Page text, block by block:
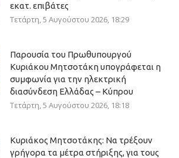
εκατ. επιβάτες
Τετάρτη, 5 Αυγούστου 2026, 18:29
Παρουσία του Πρωθυπουργού
Κυριάκου Μητσοτάκη υπογράφεται η
συμφωνία για την ηλεκτρική
διασύνδεση Ελλάδας – Κύπρου
Τετάρτη, 5 Αυγούστου 2026, 18:18
Κυριάκος Μητσοτάκης: Να τρέξουν
γρήγορα τα μέτρα στήριξης, για τους